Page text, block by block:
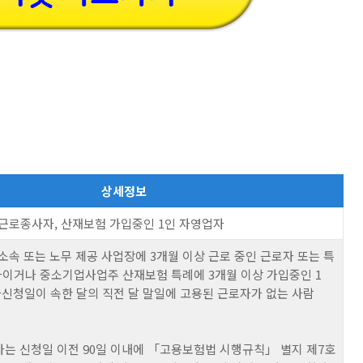
상세정보
로종사자, 산재보험 가입중인 1인 자영업자
속 또는 노무 제공 사업장에 3개월 이상 근로 중인 근로자 또는 특
거나 중소기업사업주 산재보험 특례에 3개월 이상 가입중인 1
청일이 속한 달의 직전 달 말일에 고용된 근로자가 없는 사람
는 신청일 이전 90일 이내에 「고용보험법 시행규칙」 별지 제7호